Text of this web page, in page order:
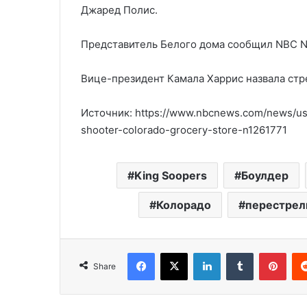
Джаред Полис.
Представитель Белого дома сообщил NBC
Вице-президент Камала Харрис назвала
Источник: https://www.nbcnews.com/
shooter-colorado-grocery-store-n1261771
King Soopers Боулдер
Колорадо
Share